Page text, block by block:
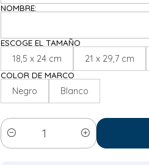
NOMBRE:
ESCOGE EL TAMAÑO
18,5 x 24 cm 21 x 29,7 cm
COLOR DE MARCO
Negro Blanco
Cantidad